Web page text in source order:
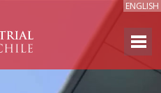
ENGLISH